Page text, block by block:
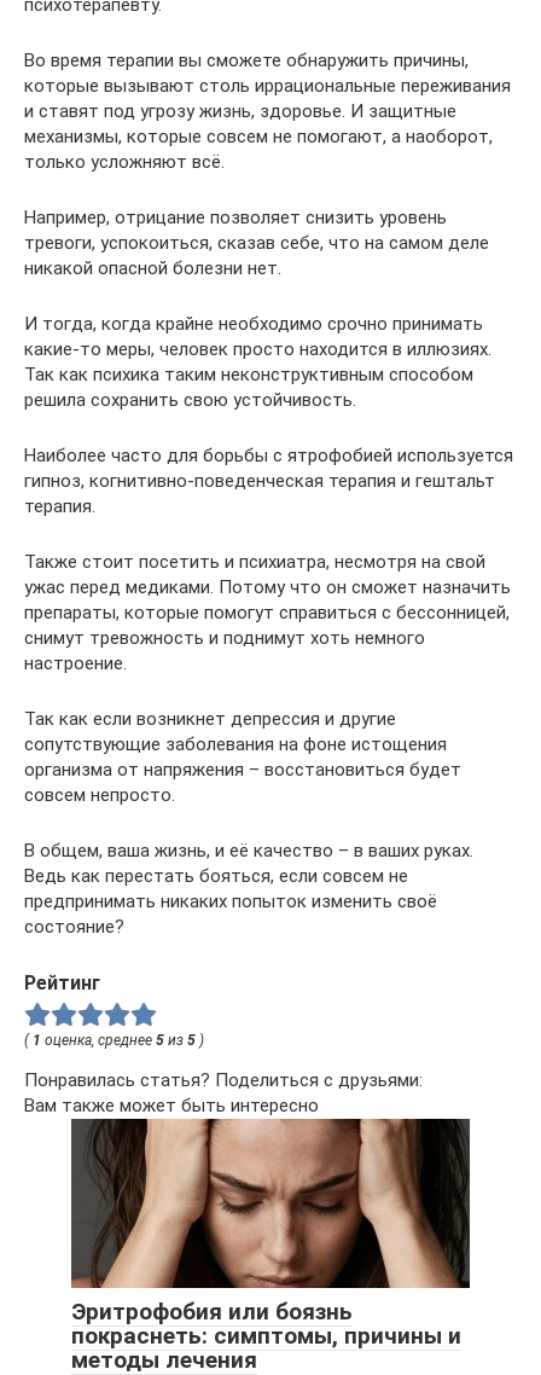
психотерапевту.
Во время терапии вы сможете обнаружить причины,
которые вызывают столь иррациональные переживания
и ставят под угрозу жизнь, здоровье. И защитные
механизмы, которые совсем не помогают, а наоборот,
только усложняют всё.
Например, отрицание позволяет снизить уровень
тревоги, успокоиться, сказав себе, что на самом деле
никакой опасной болезни нет.
И тогда, когда крайне необходимо срочно принимать
какие-то меры, человек просто находится в иллюзиях.
Так как психика таким неконструктивным способом
решила сохранить свою устойчивость.
Наиболее часто для борьбы с ятрофобией используется
гипноз, когнитивно-поведенческая терапия и гештальт
терапия.
Также стоит посетить и психиатра, несмотря на свой
ужас перед медиками. Потому что он сможет назначить
препараты, которые помогут справиться с бессонницей,
снимут тревожность и поднимут хоть немного
настроение.
Так как если возникнет депрессия и другие
сопутствующие заболевания на фоне истощения
организма от напряжения – восстановиться будет
совсем непросто.
В общем, ваша жизнь, и её качество – в ваших руках.
Ведь как перестать бояться, если совсем не
предпринимать никаких попыток изменить своё
состояние?
Рейтинг
( 1 оценка, среднее 5 из 5 )
Понравилась статья? Поделиться с друзьями:
Вам также может быть интересно
Эритрофобия или боязнь
покраснеть: симптомы, причины и
методы лечения